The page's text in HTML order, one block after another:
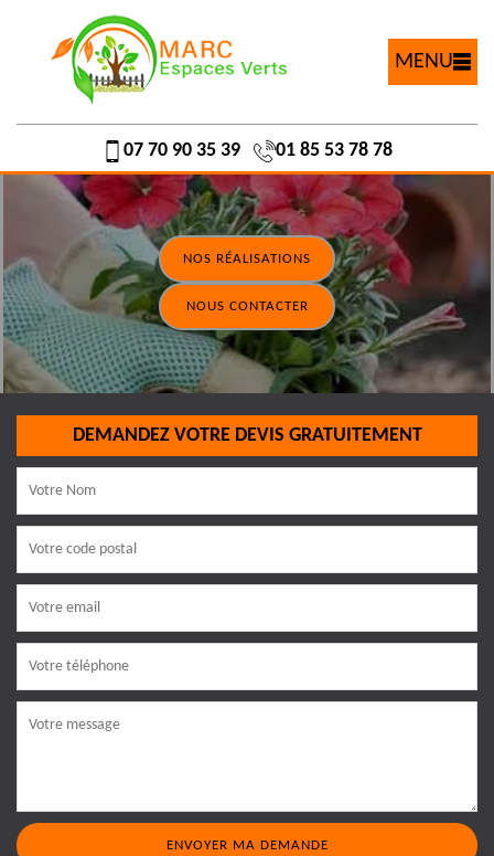
MENU
07 70 90 35 39 01 85 53 78 78
NOS RÉALISATIONS
NOUS CONTACTER
DEMANDEZ VOTRE DEVIS GRATUITEMENT